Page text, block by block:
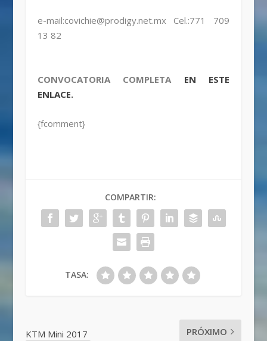
e-mail:covichie@prodigy.net.mx Cel.:771 709
13 82
CONVOCATORIA COMPLETA EN ESTE
ENLACE.
{fcomment}
COMPARTIR:
TASA:
KTM Mini 2017
PRÓXIMO